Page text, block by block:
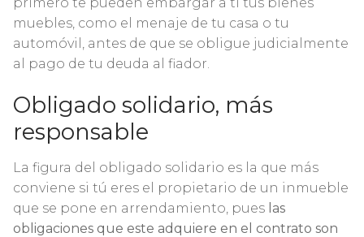
muebles, como el menaje de tu casa o tu
automóvil, antes de que se obligue judicialmente
al pago de tu deuda al fiador.
Obligado solidario, más
responsable
La figura del obligado solidario es la que más
conviene si tú eres el propietario de un inmueble
que se pone en arrendamiento, pues las
obligaciones que este adquiere en el contrato son